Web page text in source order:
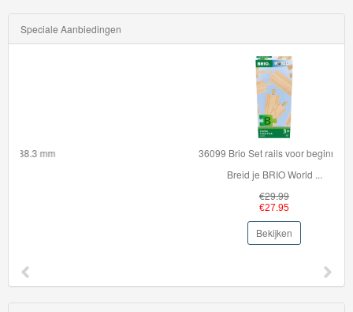
Speciale Aanbiedingen
36099 Brio Set rails voor beginners